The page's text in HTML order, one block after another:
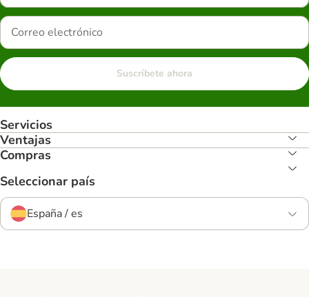
Suscríbete ahora
Servicios
Ventajas
Compras
Seleccionar país
España / es